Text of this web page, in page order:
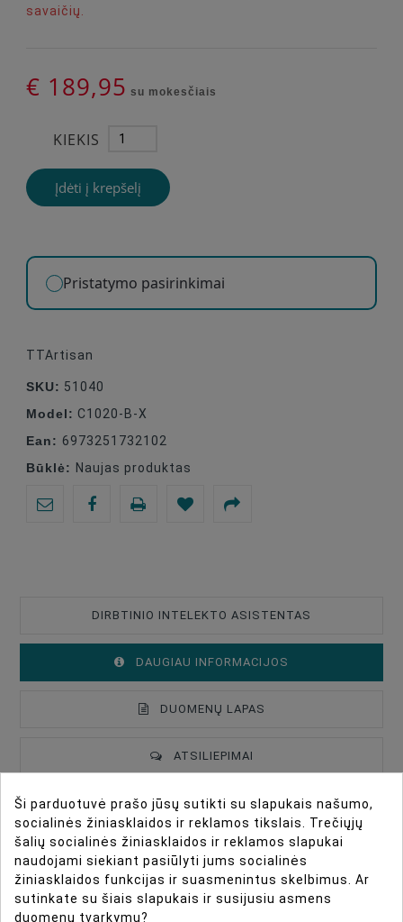
savaičių.
€ 189,95 su mokesčiais
KIEKIS
Įdėti į krepšelį
Pristatymo pasirinkimai
TTArtisan
SKU: 51040
Model: C1020-B-X
Ean: 6973251732102
Būklė: Naujas produktas
DIRBTINIO INTELEKTO ASISTENTAS
DAUGIAU INFORMACIJOS
DUOMENŲ LAPAS
ATSILIEPIMAI
Type Of Product Lenses
Lens Mount Fuji X
Lens Format Coverage APS-C
Introducing the TTArtisan
APS-C 10mm f/2 Lens
Ši parduotuvė prašo jūsų sutikti su slapukais našumo,
socialinės žiniasklaidos ir reklamos tikslais. Trečiųjų
šalių socialinės žiniasklaidos ir reklamos slapukai
naudojami siekiant pasiūlyti jums socialinės
žiniasklaidos funkcijas ir suasmenintus skelbimus. Ar
sutinkate su šiais slapukais ir susijusiu asmens
duomenų tvarkymu?